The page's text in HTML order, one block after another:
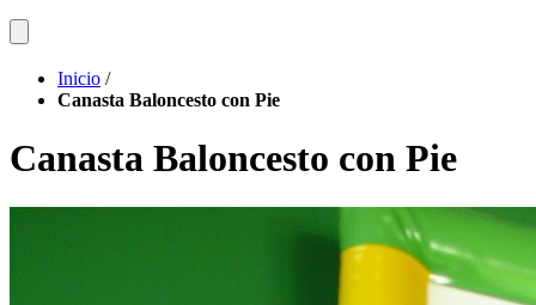
Inicio /
Canasta Baloncesto con Pie
Canasta Baloncesto con Pie